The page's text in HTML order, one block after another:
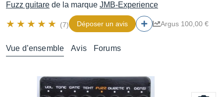
Fuzz guitare de la marque JMB-Experience
(7) Déposer un avis Argus 100,00 €
Vue d’ensemble Avis Forums